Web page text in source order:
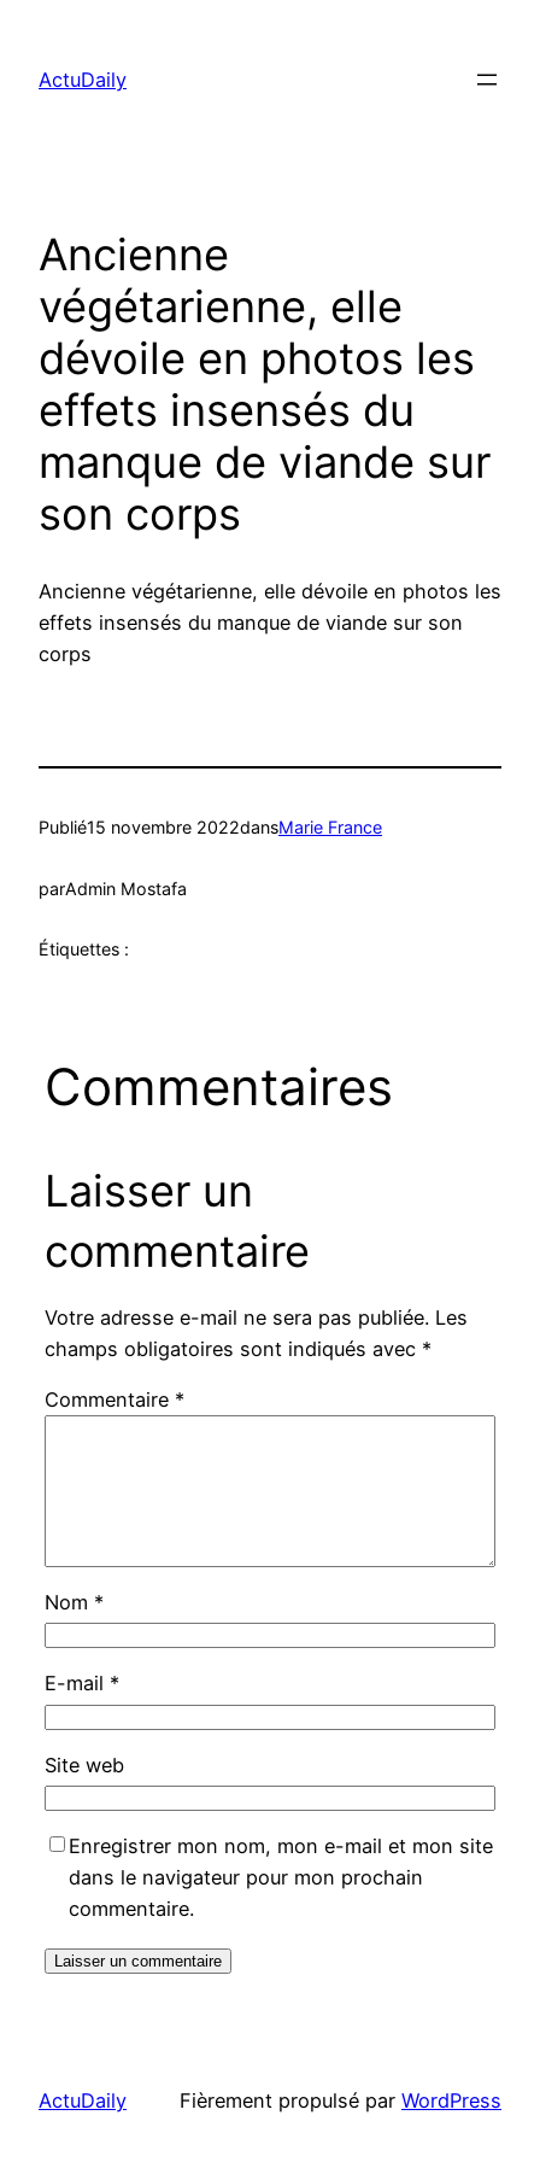
contenu
ActuDaily
Ancienne
végétarienne, elle
dévoile en photos les
effets insensés du
manque de viande sur
son corps
Ancienne végétarienne, elle dévoile en photos les
effets insensés du manque de viande sur son
corps
Publié15 novembre 2022dansMarie France
parAdmin Mostafa
Étiquettes :
Commentaires
Laisser un
commentaire
Votre adresse e-mail ne sera pas publiée. Les
champs obligatoires sont indiqués avec *
Commentaire *
Nom *
E-mail *
Site web
Enregistrer mon nom, mon e-mail et mon site
dans le navigateur pour mon prochain
commentaire.
ActuDaily Fièrement propulsé par WordPress